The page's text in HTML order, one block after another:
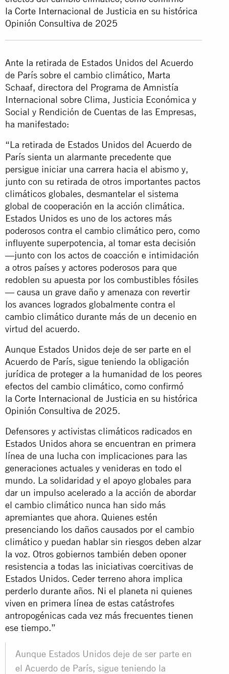
la Corte Internacional de Justicia en su histórica
Opinión Consultiva de 2025
Ante la retirada de Estados Unidos del Acuerdo
de París sobre el cambio climático, Marta
Schaaf, directora del Programa de Amnistía
Internacional sobre Clima, Justicia Económica y
Social y Rendición de Cuentas de las Empresas,
ha manifestado:
“La retirada de Estados Unidos del Acuerdo de
París sienta un alarmante precedente que
persigue iniciar una carrera hacia el abismo y,
junto con su retirada de otros importantes pactos
climáticos globales, desmantelar el sistema
global de cooperación en la acción climática.
Estados Unidos es uno de los actores más
poderosos contra el cambio climático pero, como
influyente superpotencia, al tomar esta decisión
—junto con los actos de coacción e intimidación
a otros países y actores poderosos para que
redoblen su apuesta por los combustibles fósiles
— causa un grave daño y amenaza con revertir
los avances logrados globalmente contra el
cambio climático durante más de un decenio en
virtud del acuerdo.
Aunque Estados Unidos deje de ser parte en el
Acuerdo de París, sigue teniendo la obligación
jurídica de proteger a la humanidad de los peores
efectos del cambio climático, como confirmó
la Corte Internacional de Justicia en su histórica
Opinión Consultiva de 2025.
Defensores y activistas climáticos radicados en
Estados Unidos ahora se encuentran en primera
línea de una lucha con implicaciones para las
generaciones actuales y venideras en todo el
mundo. La solidaridad y el apoyo globales para
dar un impulso acelerado a la acción de abordar
el cambio climático nunca han sido más
apremiantes que ahora. Quienes estén
presenciando los daños causados por el cambio
climático y puedan hablar sin riesgos deben alzar
la voz. Otros gobiernos también deben oponer
resistencia a todas las iniciativas coercitivas de
Estados Unidos. Ceder terreno ahora implica
perderlo durante años. Ni el planeta ni quienes
viven en primera línea de estas catástrofes
antropogénicas cada vez más frecuentes tienen
ese tiempo.”
Aunque Estados Unidos deje de ser parte en
el Acuerdo de París, sigue teniendo la